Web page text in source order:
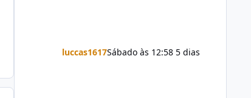
luccas1617Sábado às 12:58 5 dias